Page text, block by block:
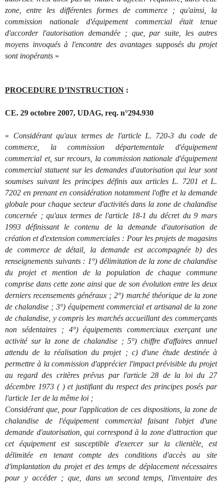
zone, entre les différentes formes de commerce ; qu'ainsi, la
commission nationale d'équipement commercial était tenue
d'accorder l'autorisation demandée ; que, par suite, les autres
moyens invoqués à l'encontre des avantages supposés du projet
sont inopérants »
PROCEDURE D’INSTRUCTION :
CE. 29 octobre 2007, UDAG, req. n°294.930
« Considérant qu'aux termes de l'article L. 720-3 du code de
commerce, la commission départementale d'équipement
commercial et, sur recours, la commission nationale d'équipement
commercial statuent sur les demandes d'autorisation qui leur sont
soumises suivant les principes définis aux articles L. 7201 et L.
7202 en prenant en considération notamment l'offre et la demande
globale pour chaque secteur d'activités dans la zone de chalandise
concernée ; qu'aux termes de l'article 18-1 du décret du 9 mars
1993 définissant le contenu de la demande d'autorisation de
création et d'extension commerciales : Pour les projets de magasins
de commerce de détail, la demande est accompagnée b) des
renseignements suivants : 1°) délimitation de la zone de chalandise
du projet et mention de la population de chaque commune
comprise dans cette zone ainsi que de son évolution entre les deux
derniers recensements généraux ; 2°) marché théorique de la zone
de chalandise ; 3°) équipement commercial et artisanal de la zone
de chalandise, y compris les marchés accueillant des commerçants
non sédentaires ; 4°) équipements commerciaux exerçant une
activité sur la zone de chalandise ; 5°) chiffre d'affaires annuel
attendu de la réalisation du projet ; c) d'une étude destinée à
permettre à la commission d'apprécier l'impact prévisible du projet
au regard des critères prévus par l'article 28 de la loi du 27
décembre 1973 ( ) et justifiant du respect des principes posés par
l'article 1er de la même loi ;
Considérant que, pour l'application de ces dispositions, la zone de
chalandise de l'équipement commercial faisant l'objet d'une
demande d'autorisation, qui correspond à la zone d'attraction que
cet équipement est susceptible d'exercer sur la clientèle, est
délimitée en tenant compte des conditions d'accès au site
d'implantation du projet et des temps de déplacement nécessaires
pour y accéder ; que, dans un second temps, l'inventaire des